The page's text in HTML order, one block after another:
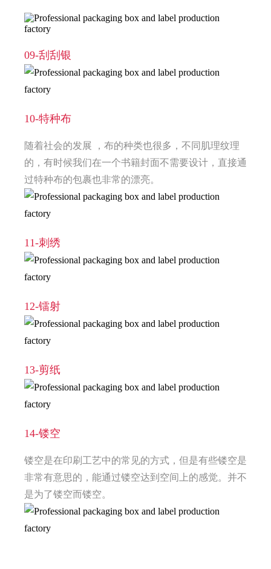
09-刮刮银
10-特种布
随着社会的发展 ，布的种类也很多，不同肌理纹理
的，有时候我们在一个书籍封面不需要设计，直接通
过特种布的包裹也非常的漂亮。
11-刺绣
12-镭射
13-剪纸
14-镂空
镂空是在印刷工艺中的常见的方式，但是有些镂空是
非常有意思的，能通过镂空达到空间上的感觉。并不
是为了镂空而镂空。